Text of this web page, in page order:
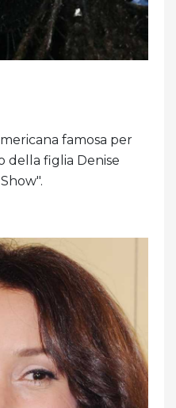
famosa per
della figlia Denise